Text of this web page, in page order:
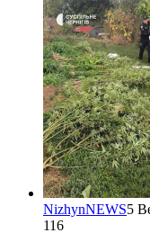
NizhynNEWS5
116